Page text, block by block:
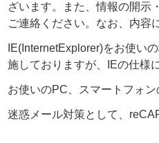
ざいます。また、情報の開示
ご連絡ください。なお、内容
IE(InternetExplorer)をお使い
施しておりますが、IEの仕様
お使いのPC、スマートフォ
迷惑メール対策として、